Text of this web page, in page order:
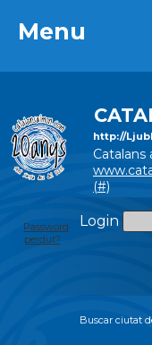
Menu
http://
Catalans
(#)
Login
Password
perdut?
Buscar ciutat
Menu